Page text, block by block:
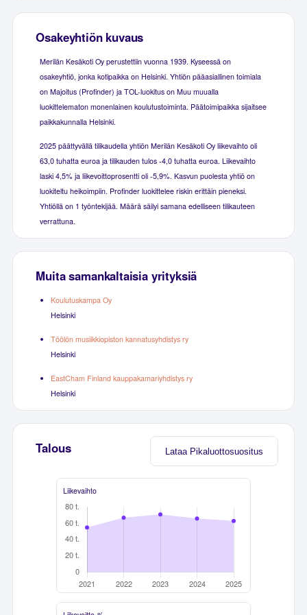
Osakeyhtiön kuvaus
Merilän Kesäkoti Oy perustettiin vuonna 1939. Kyseessä on
osakeyhtiö, jonka kotipaikka on Helsinki. Yhtiön pääasiallinen toimiala
on Majoitus (Profinder) ja TOL-luokitus on Muu muualla
luokittelematon monenlainen koulutustoiminta. Päätoimipaikka sijaitsee
paikkakunnalla Helsinki.
2025 päättyvällä tilikaudella yhtiön Merilän Kesäkoti Oy liikevaihto oli
63,0 tuhatta euroa ja tilikauden tulos -4,0 tuhatta euroa. Liikevaihto
laski 4,5% ja liikevoittoprosentti oli -5,9%. Kasvun puolesta yhtiö on
luokiteltu heikoimpiin. Profinder luokittelee riskin erittäin pieneksi.
Yhtiöllä on 1 työntekijää. Määrä säilyi samana edelliseen tilikauteen
verrattuna.
Muita samankaltaisia yrityksiä
Koulutuskampa Oy
Helsinki
Töölön musiikkiopiston kannatusyhdistys ry
Helsinki
EastCham Finland kauppakamariyhdistys ry
Helsinki
Lataa Pikaluottosuositus
Talous
Liikevaihto